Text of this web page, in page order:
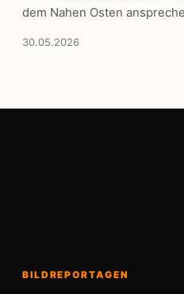
dem Nahen Osten
30.05.2026
BILDREPORTAGEN